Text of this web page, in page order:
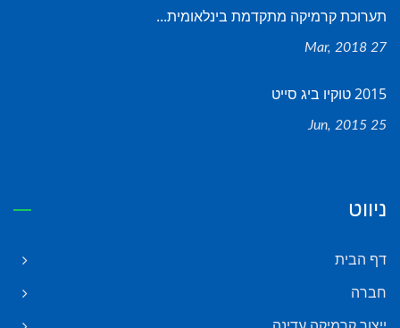
תערוכת קרמיקה מתקדמת בינלאומית...
27 Mar, 2018
2015 טוקיו ביג סייט
25 Jun, 2015
ניווט
דף הבית
חברה